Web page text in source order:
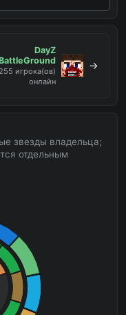
DayZ
255 игрока(ов)
онлайн
→
звезды владельца;
отдельным